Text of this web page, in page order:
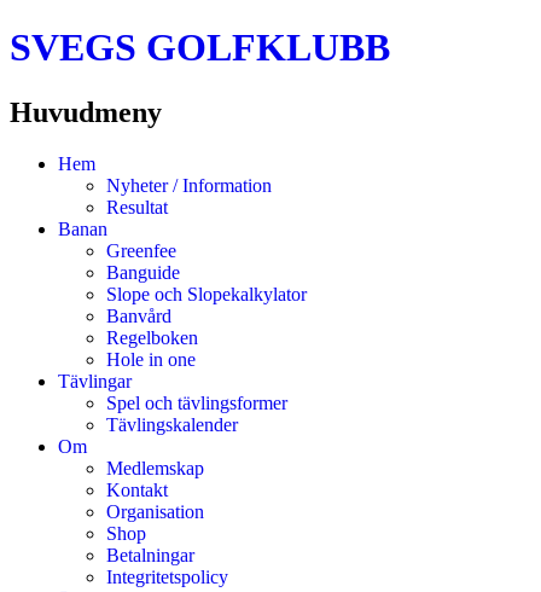
SVEGS GOLFKLUBB
Huvudmeny
HoppaHem
Nyheter / Information
Resultat
Banan
Greenfee
Banguide
Slope och Slopekalkylator
Banvård
Regelboken
Hole in one
Tävlingar
Spel och tävlingsformer
Tävlingskalender
Om
Medlemskap
Kontakt
Organisation
Shop
Betalningar
Integritetspolicy